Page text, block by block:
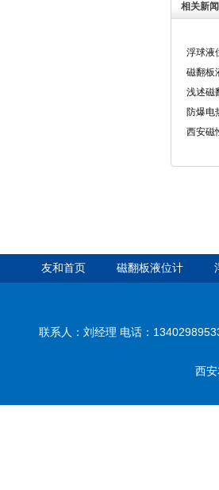
相关新闻
浮球液
磁翻板
浅述磁
防爆电
西安磁
友和首页 磁翻板液位计
联系人：刘经理 电话：
西